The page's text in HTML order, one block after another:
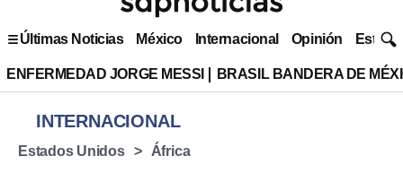
Últimas Noticias México Internacional Opinión Estilo
ENFERMEDAD JORGE MESSI BRASIL BANDERA DE
INTERNACIONAL
Estados Unidos África